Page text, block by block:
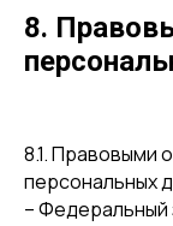
8.
8.1. Правовыми
персональных
–